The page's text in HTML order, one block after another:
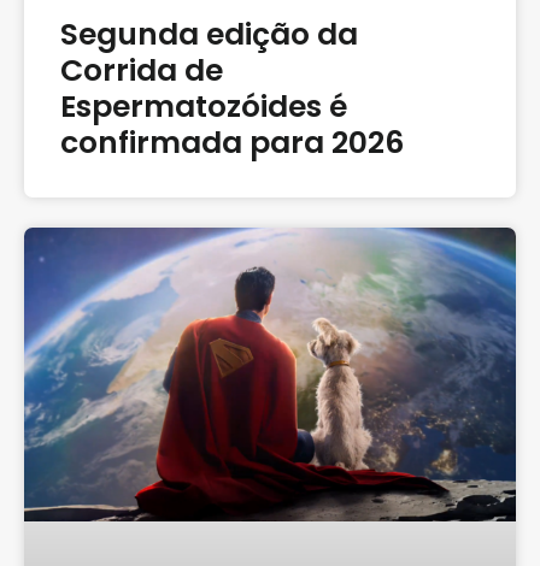
Segunda edição da
Corrida de
Espermatozóides é
confirmada para 2026